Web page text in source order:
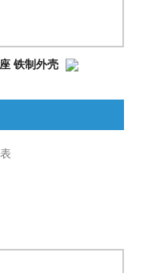
铁制外壳